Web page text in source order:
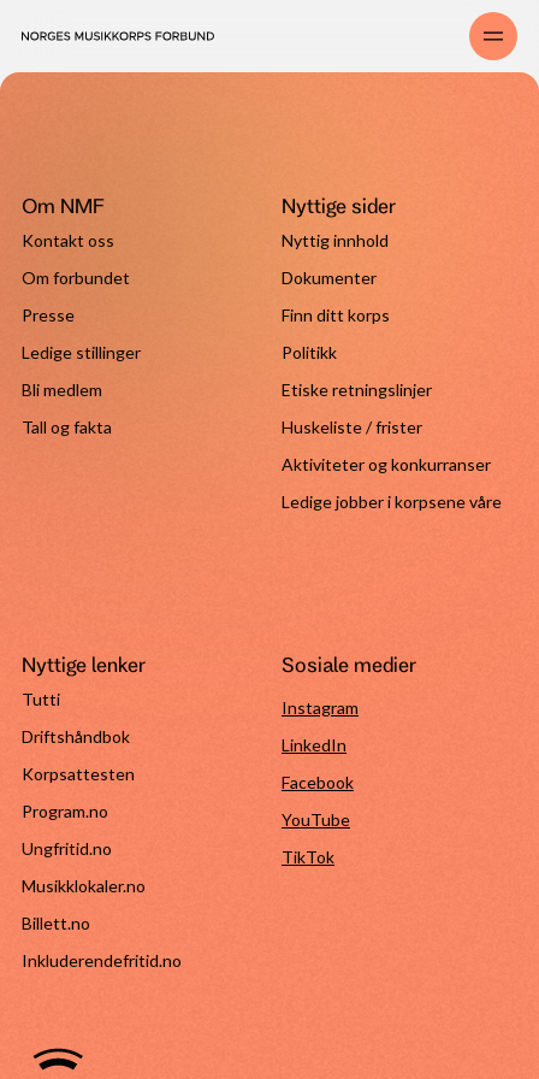
Om NMF
Kontakt oss
Om forbundet
Presse
Ledige stillinger
Bli medlem
Tall og fakta
Nyttige sider
Nyttig innhold
Dokumenter
Finn ditt korps
Politikk
Etiske retningslinjer
Huskeliste / frister
Aktiviteter og konkurranser
Ledige jobber i korpsene våre
Nyttige lenker
Tutti
Driftshåndbok
Korpsattesten
Program.no
Ungfritid.no
Musikklokaler.no
Billett.no
Inkluderendefritid.no
Sosiale medier
Instagram
LinkedIn
Facebook
YouTube
TikTok